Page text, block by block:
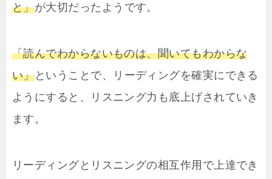
と」が大切だったようです。
「読んでわからないものは、聞いてもわからな
い」ということで、リーディングを確実にできる
ようにすると、リスニング力も底上げされていき
ます。
リーディングとリスニングの相互作用で上達でき